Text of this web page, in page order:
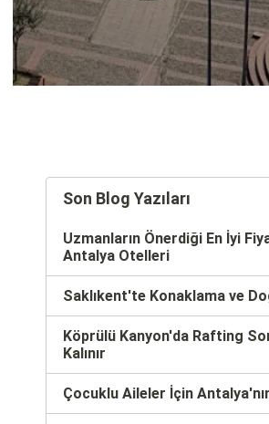
Son Blog Yazıları
Uzmanların Önerdiği En İyi
Antalya Otelleri
Saklıkent'te Konaklama ve
Köprülü Kanyon'da Rafting
Kalınır
Çocuklu Aileler İçin